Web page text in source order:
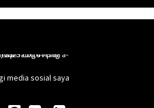
media sosial saya